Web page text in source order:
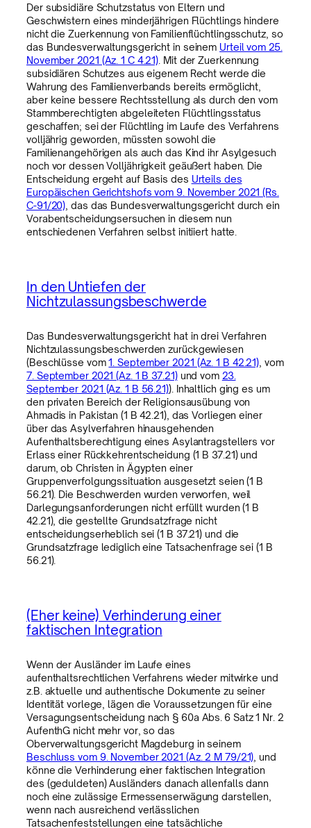
Der subsidiäre Schutzstatus von Eltern und
Geschwistern eines minderjährigen Flüchtlings hindere
nicht die Zuerkennung von Familienflüchtlingsschutz, so
das Bundesverwaltungsgericht in seinem Urteil vom 25.
November 2021 (Az. 1 C 4.21) . Mit der Zuerkennung
subsidiären Schutzes aus eigenem Recht werde die
Wahrung des Familienverbands bereits ermöglicht,
aber keine bessere Rechtsstellung als durch den vom
Stammberechtigten abgeleiteten Flüchtlingsstatus
geschaffen; sei der Flüchtling im Laufe des Verfahrens
volljährig geworden, müssten sowohl die
Familienangehörigen als auch das Kind ihr Asylgesuch
noch vor dessen Volljährigkeit geäußert haben. Die
Entscheidung ergeht auf Basis des Urteils des
Europäischen Gerichtshofs vom 9. November 2021 (Rs.
C-91/20) , das das Bundesverwaltungsgericht durch ein
Vorabentscheidungsersuchen in diesem nun
entschiedenen Verfahren selbst initiiert hatte.
In den Untiefen der
Nichtzulassungsbeschwerde
Das Bundesverwaltungsgericht hat in drei Verfahren
Nichtzulassungsbeschwerden zurückgewiesen
(Beschlüsse vom1. September 2021 (Az. 1 B 42.21) , vom
7. September 2021 (Az. 1 B 37.21)und vom 23.
September 2021 (Az. 1 B 56.21)). Inhaltlich ging es um
den privaten Bereich der Religionsausübung von
Ahmadis in Pakistan (1 B 42.21), das Vorliegen einer
über das Asylverfahren hinausgehenden
Aufenthaltsberechtigung eines Asylantragstellers vor
Erlass einer Rückkehrentscheidung (1 B 37.21) und
darum, ob Christen in Ägypten einer
Gruppenverfolgungssituation ausgesetzt seien (1 B
56.21). Die Beschwerden wurden verworfen, weil
Darlegungsanforderungen nicht erfüllt wurden (1 B
42.21), die gestellte Grundsatzfrage nicht
entscheidungserheblich sei (1 B 37.21) und die
Grundsatzfrage lediglich eine Tatsachenfrage sei (1 B
56.21).
(Eher keine) Verhinderung einer
faktischen Integration
Wenn der Ausländer im Laufe eines
aufenthaltsrechtlichen Verfahrens wieder mitwirke und
z.B. aktuelle und authentische Dokumente zu seiner
Identität vorlege, lägen die Voraussetzungen für eine
Versagungsentscheidung nach § 60a Abs. 6 Satz 1 Nr. 2
AufenthG nicht mehr vor, so das
Oberverwaltungsgericht Magdeburg in seinem
Beschluss vom 9. November 2021 (Az. 2 M 79/21) , und
könne die Verhinderung einer faktischen Integration
des (geduldeten) Ausländers danach allenfalls dann
noch eine zulässige Ermessenserwägung darstellen,
wenn nach ausreichend verlässlichen
Tatsachenfeststellungen eine tatsächliche